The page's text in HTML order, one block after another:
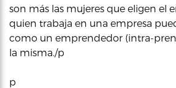
son más las mujeres que eligen el
quien trabaja en una empresa
como un emprendedor (intra-
la misma./p
p